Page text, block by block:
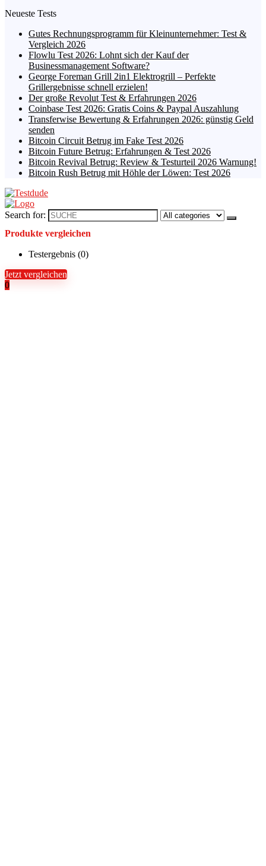
Neueste Tests
Gutes Rechnungsprogramm für Kleinunternehmer: Test &
Vergleich 2026
Flowlu Test 2026: Lohnt sich der Kauf der
Businessmanagement Software?
George Foreman Grill 2in1 Elektrogrill – Perfekte
Grillergebnisse schnell erzielen!
Der große Revolut Test & Erfahrungen 2026
Coinbase Test 2026: Gratis Coins & Paypal Auszahlung
Transferwise Bewertung & Erfahrungen 2026: günstig Geld
senden
Bitcoin Circuit Betrug im Fake Test 2026
Bitcoin Future Betrug: Erfahrungen & Test 2026
Bitcoin Revival Betrug: Review & Testurteil 2026 Warnung!
Bitcoin Rush Betrug mit Höhle der Löwen: Test 2026
Search for:
Produkte vergleichen
Testergebnis (0)
Jetzt vergleichen
0